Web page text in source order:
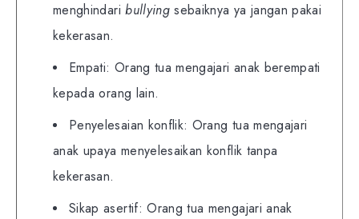
menghindaribullying sebaiknya ya jangan pakai
kekerasan.
Empati: Orang tua mengajari anak berempati
kepada orang lain.
Penyelesaian konflik: Orang tua mengajari
anak upaya menyelesaikan konflik tanpa
kekerasan.
Sikap asertif: Orang tua mengajari anak